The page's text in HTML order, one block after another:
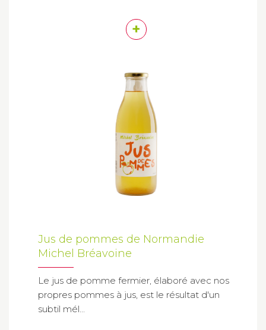
+
Jus de pommes de Normandie
Michel Bréavoine
Le jus de pomme fermier, élaboré avec nos
propres pommes à jus, est le résultat d'un
subtil mél...